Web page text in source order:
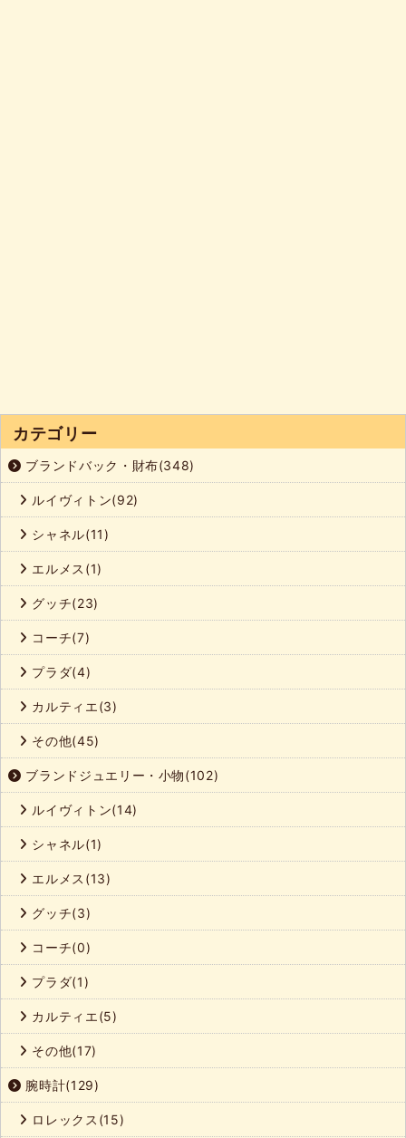
カテゴリー
ブランドバック・財布(348)
ルイヴィトン(92)
シャネル(11)
エルメス(1)
グッチ(23)
コーチ(7)
プラダ(4)
カルティエ(3)
その他(45)
ブランドジュエリー・小物(102)
ルイヴィトン(14)
シャネル(1)
エルメス(13)
グッチ(3)
コーチ(0)
プラダ(1)
カルティエ(5)
その他(17)
腕時計(129)
ロレックス(15)